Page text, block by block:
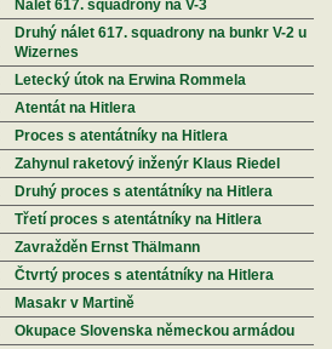
Nálet 617. squadrony na V-3
Druhý nálet 617. squadrony na bunkr V-2 u
Wizernes
Letecký útok na Erwina Rommela
Atentát na Hitlera
Proces s atentátníky na Hitlera
Zahynul raketový inženýr Klaus Riedel
Druhý proces s atentátníky na Hitlera
Třetí proces s atentátníky na Hitlera
Zavražděn Ernst Thälmann
Čtvrtý proces s atentátníky na Hitlera
Masakr v Martině
Okupace Slovenska německou armádou